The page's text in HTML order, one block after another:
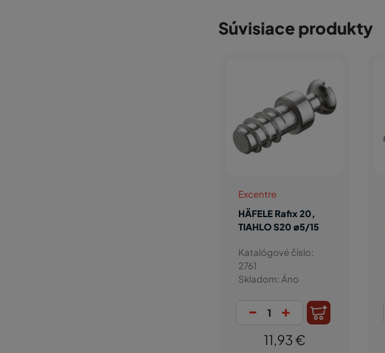
Súvisiace produkty
Excentre
HÄFELE Rafix 20,
TIAHLO S20 ø5/15
Katalógové číslo:
2761
Skladom: Áno
- +
11,93 €